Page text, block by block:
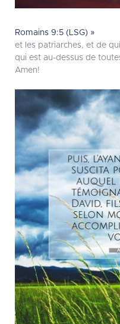
Romains 9:5 (LSG) »
et les patriarches, et de
qui est au-dessus de
Amen!